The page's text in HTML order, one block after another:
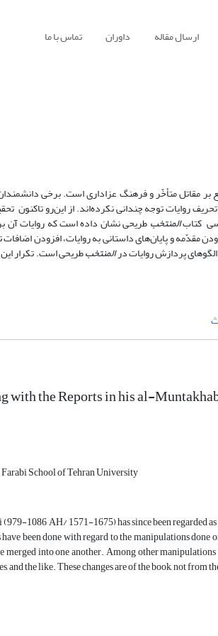
ارسال مقاله داوران تماس با ما
یکی از اثرگذارترین منابع بر مقاتل متأخّر و فرهنگ عزاداری است.
روایات توجه چندانی نکرده‌اند. از این‌رو تاکنون
کتابالمنتخبطریحی نشان داده است که روایات آن
مقدّمه و پایان‌های داستانی به روایات، افزودن
پردازش روایات درالمنتخبطریحی است. تکرار
the Reports in his al-
School of Tehran University
1086 AH/ 1571-1675) has since been regarded
been done with regard to the manipulations
merged into one another. Among other
the like. These changes are of the book, not from